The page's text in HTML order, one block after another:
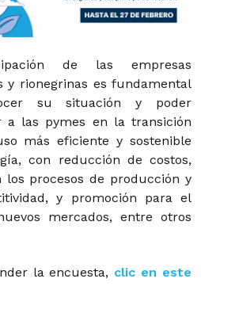
de las empresas
y rionegrinas es fundamental
su situación y poder
a las pymes en la transición
más eficiente y sostenible
con reducción de costos,
los procesos de producción y
y promoción para el
mercados, entre otros
la encuesta, clic en este